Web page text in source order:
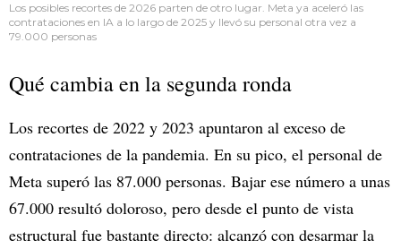
Los posibles recortes de 2026 parten de otro lugar. Meta ya aceleró las
contrataciones en IA a lo largo de 2025 y llevó su personal otra vez a
79.000 personas
Qué cambia en la segunda ronda
Los recortes de 2022 y 2023 apuntaron al exceso de
contrataciones de la pandemia. En su pico, el personal de
Meta superó las 87.000 personas. Bajar ese número a unas
67.000 resultó doloroso, pero desde el punto de vista
estructural fue bastante directo: alcanzó con desarmar la